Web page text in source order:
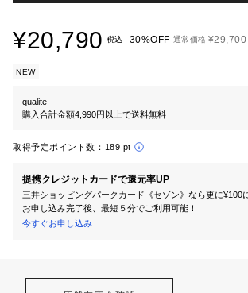
¥20,790 税込 30%OFF 通常価格 ¥29,700
NEW
qualite
購入合計金額4,990円以上で送料無料
取得予定ポイント数： 189 pt
提携クレジットカードで還元率UP
三井ショッピングパークカード《セゾン》なら更に¥100
お申し込み完了後、最短５分でご利用可能！
今すぐお申し込み